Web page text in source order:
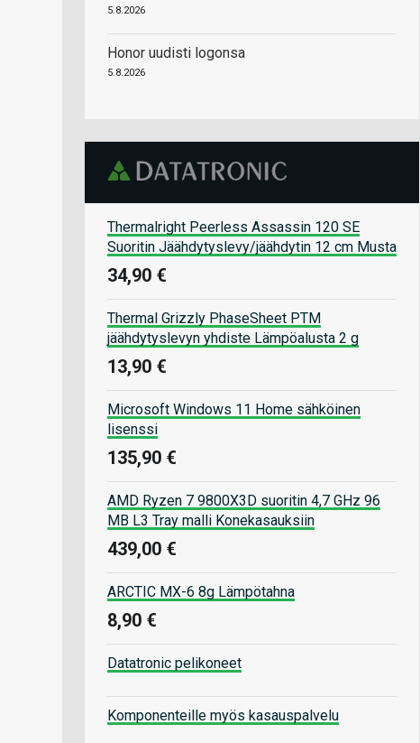
5.8.2026
Honor uudisti logonsa
5.8.2026
Thermalright Peerless Assassin 120 SE
Suoritin Jäähdytyslevy/jäähdytin 12 cm Musta
34,90 €
Thermal Grizzly PhaseSheet PTM
jäähdytyslevyn yhdiste Lämpöalusta 2 g
13,90 €
Microsoft Windows 11 Home sähköinen
lisenssi
135,90 €
AMD Ryzen 7 9800X3D suoritin 4,7 GHz 96
MB L3 Tray malli Konekasauksiin
439,00 €
ARCTIC MX-6 8g Lämpötahna
8,90 €
Datatronic pelikoneet
Komponenteille myös kasauspalvelu